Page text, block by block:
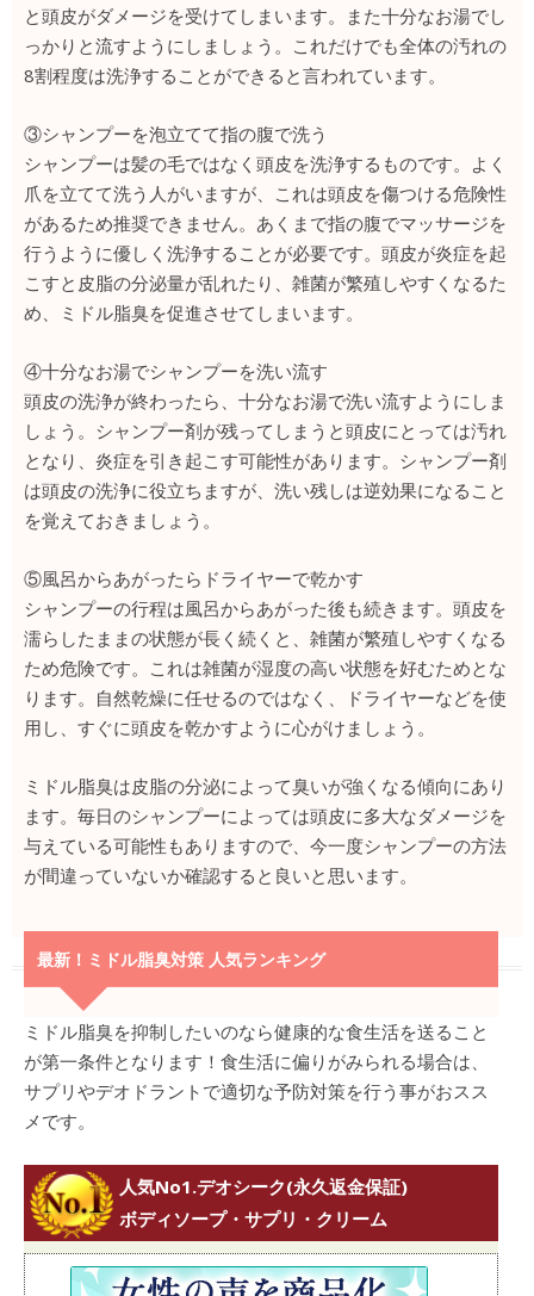
と頭皮がダメージを受けてしまいます。また十分なお湯でし
っかりと流すようにしましょう。これだけでも全体の汚れの
8割程度は洗浄することができると言われています。
③シャンプーを泡立てて指の腹で洗う
シャンプーは髪の毛ではなく頭皮を洗浄するものです。よく
爪を立てて洗う人がいますが、これは頭皮を傷つける危険性
があるため推奨できません。あくまで指の腹でマッサージを
行うように優しく洗浄することが必要です。頭皮が炎症を起
こすと皮脂の分泌量が乱れたり、雑菌が繁殖しやすくなるた
め、ミドル脂臭を促進させてしまいます。
④十分なお湯でシャンプーを洗い流す
頭皮の洗浄が終わったら、十分なお湯で洗い流すようにしま
しょう。シャンプー剤が残ってしまうと頭皮にとっては汚れ
となり、炎症を引き起こす可能性があります。シャンプー剤
は頭皮の洗浄に役立ちますが、洗い残しは逆効果になること
を覚えておきましょう。
⑤風呂からあがったらドライヤーで乾かす
シャンプーの行程は風呂からあがった後も続きます。頭皮を
濡らしたままの状態が長く続くと、雑菌が繁殖しやすくなる
ため危険です。これは雑菌が湿度の高い状態を好むためとな
ります。自然乾燥に任せるのではなく、ドライヤーなどを使
用し、すぐに頭皮を乾かすように心がけましょう。
ミドル脂臭は皮脂の分泌によって臭いが強くなる傾向にあり
ます。毎日のシャンプーによっては頭皮に多大なダメージを
与えている可能性もありますので、今一度シャンプーの方法
が間違っていないか確認すると良いと思います。
最新！ミドル脂臭対策 人気ランキング
ミドル脂臭を抑制したいのなら健康的な食生活を送ること
が第一条件となります！食生活に偏りがみられる場合は、
サプリやデオドラントで適切な予防対策を行う事がおスス
メです。
人気No1.デオシーク(永久返金保証)
ボディソープ・サプリ・クリーム